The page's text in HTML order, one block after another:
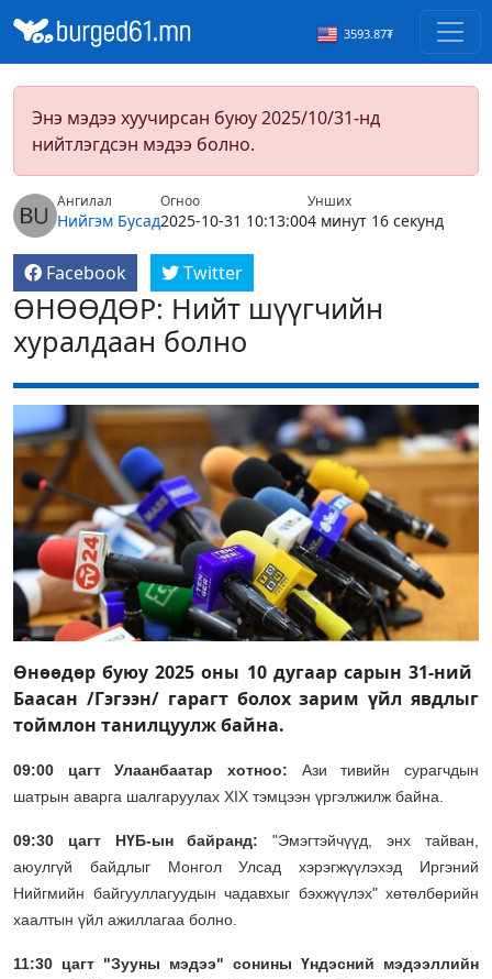
3593.87₮
Энэ мэдээ хуучирсан буюу 2025/10/31-нд
нийтлэгдсэн мэдээ болно.
Ангилал
Нийгэм Бусад
Огноо
2025-10-31 10:13:00
Унших
4 минут 16 секунд
Facebook Twitter
ӨНӨӨДӨР: Нийт шүүгчийн
хуралдаан болно
Өнөөдөр буюу 2025 оны 10 дугаар сарын 31-ний ​​​
Баасан /Гэгээн/ гарагт болох зарим үйл явдлыг
тоймлон танилцуулж байна.
09:00 цагт Улаанбаатар хотноо: Ази тивийн сурагчдын
шатрын аварга шалгаруулах XIX тэмцээн үргэлжилж байна.
09:30 цагт НҮБ-ын байранд: "Эмэгтэйчүүд, энх тайван,
аюулгүй байдлыг Монгол Улсад хэрэгжүүлэхэд Иргэний
Нийгмийн байгууллагуудын чадавхыг бэхжүүлэх" хөтөлбөрийн
хаалтын үйл ажиллагаа болно.
11:30 цагт "Зууны мэдээ" сонины Үндэсний мэдээллийн